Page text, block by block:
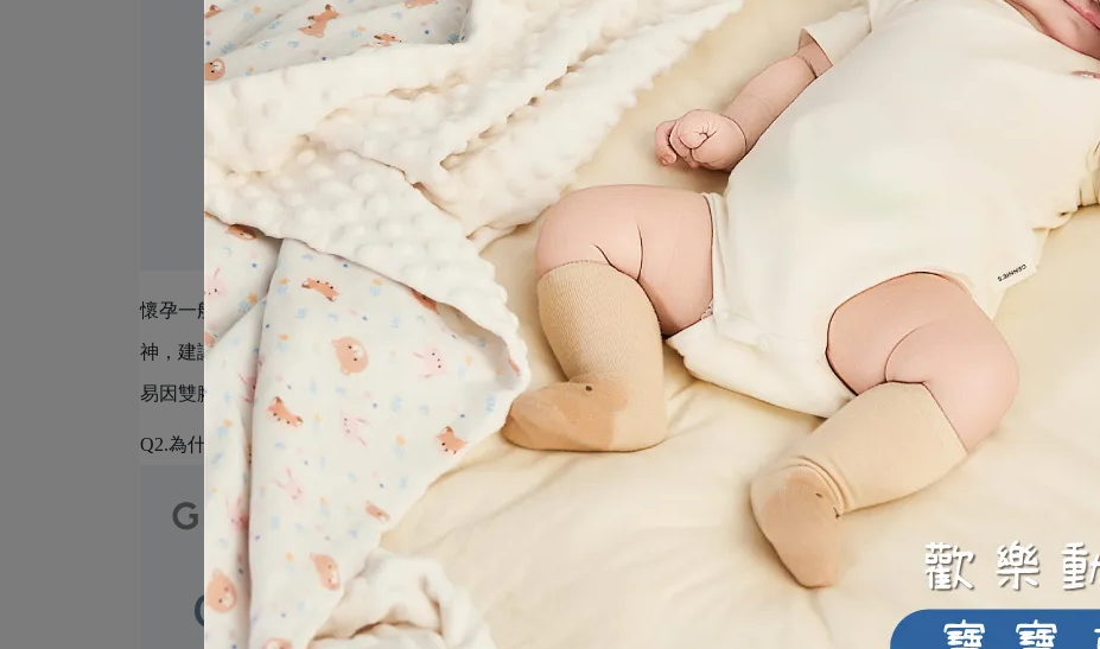
懷孕一般會分3個時期，孕媽咪在不同孕期會感受到身體不同的變化，為了加快適應身體的改變，並且獲得充足的精
神，建議媽咪至少在11點之前入睡，並且睡足8~9個小時 ，才能確保身體獲得足夠的休息。若孕媽咪到懷孕後期，容
易因雙腳抽筋，或是頻尿而頻繁中斷睡眠，則建議孕媽咪儘量在10點之前上床睡覺，才能保證第二天的體力需求唷！
Q2.為什麼孕婦會失眠，會失眠的因素有哪些？